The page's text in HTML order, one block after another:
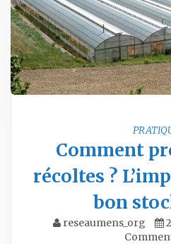
Comment
récoltes ?
bon
reseaumens_org